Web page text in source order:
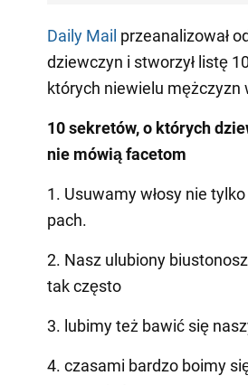
Daily Mail przeanalizował
dziewczyn i stworzył listę
których niewielu mężczyzn
10 sekretów, o których
nie mówią facetom
1. Usuwamy włosy nie
pach.
2. Nasz ulubiony
tak często
3. lubimy też bawić się
4. czasami bardzo boimy